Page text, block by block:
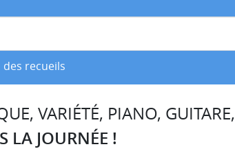
recueils
VARIÉTÉ, PIANO, GUITARE,
LA JOURNÉE !